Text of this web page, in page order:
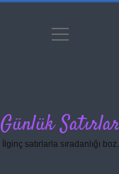
Gizlilik Politikası
menüyü
Günlük
İlginç satırlarla sıradanlığı boz.